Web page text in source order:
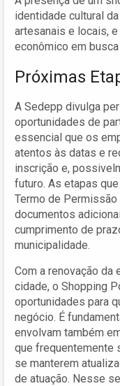
identidade cultural
artesanais e locais,
econômico em
Próximas
A Sedepp divulga
oportunidades de
essencial que os
atentos às datas e
inscrição e,
futuro. As etapas
Termo de
documentos
cumprimento de
municipalidade.
Com a renovação
cidade, o Shopping
oportunidades para
negócio. É
envolvam também
que frequentemente
se manterem
de atuação. Nesse